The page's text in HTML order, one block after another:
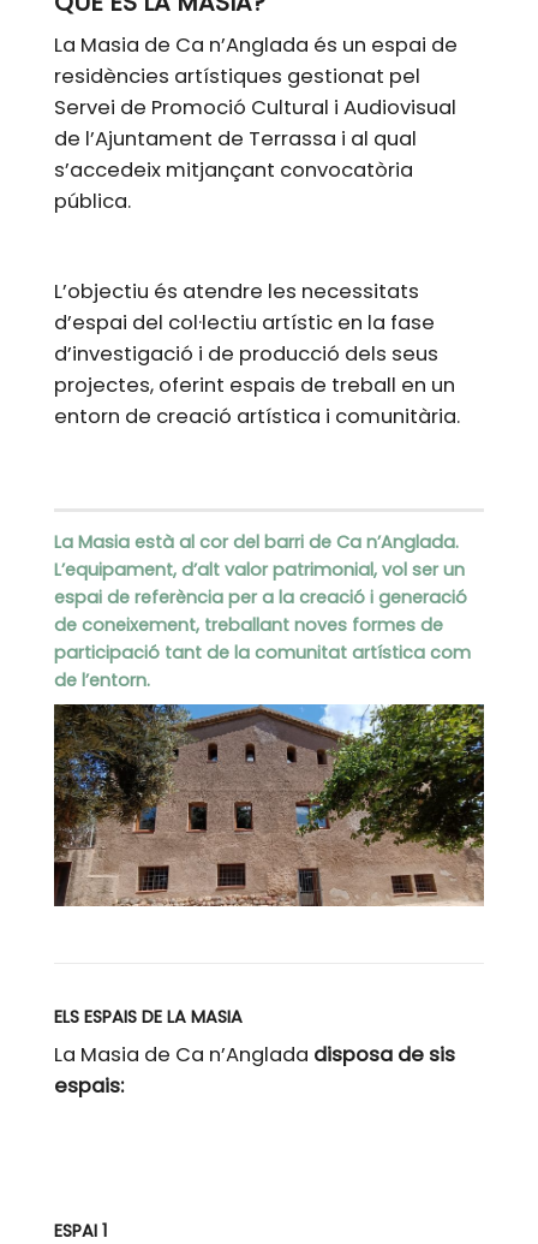
La Masia de Ca n’Anglada és un espai de
residències artístiques gestionat pel
Servei de Promoció Cultural i Audiovisual
de l’Ajuntament de Terrassa i al qual
s’accedeix mitjançant convocatòria
pública.
L’objectiu és atendre les necessitats
d’espai del col·lectiu artístic en la fase
d’investigació i de producció dels seus
projectes, oferint espais de treball en un
entorn de creació artística i comunitària.
La Masia està al cor del barri de Ca n’Anglada.
L’equipament, d’alt valor patrimonial, vol ser un
espai de referència per a la creació i generació
de coneixement, treballant noves formes de
participació tant de la comunitat artística com
de l’entorn.
ELS ESPAIS DE LA MASIA
La Masia de Ca n’Anglada disposa de sis
espais:
ESPAI 1